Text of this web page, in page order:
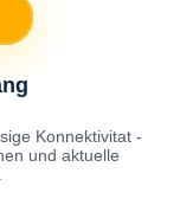
Konnektivitat -
und aktuelle